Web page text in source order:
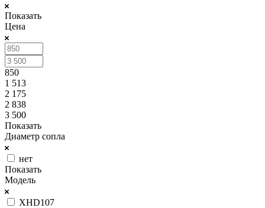
Показать
Цена
850
1 513
2 175
2 838
3 500
Показать
Диаметр сопла
нет
Показать
Модель
XHD107